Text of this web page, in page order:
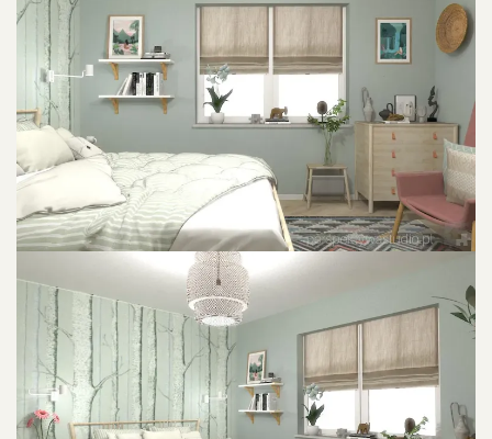
POWIU0119KSZ ZDJU0119CIE
POWIU0119KSZ ZDJU0119CIE